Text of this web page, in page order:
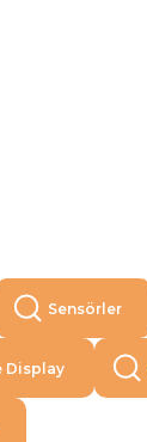
Sensörler
Display